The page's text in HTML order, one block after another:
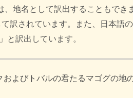
、地名として訳出することもでき
訳されています。また、日本語
と訳出しています。
およびトバルの君たるマゴグの地